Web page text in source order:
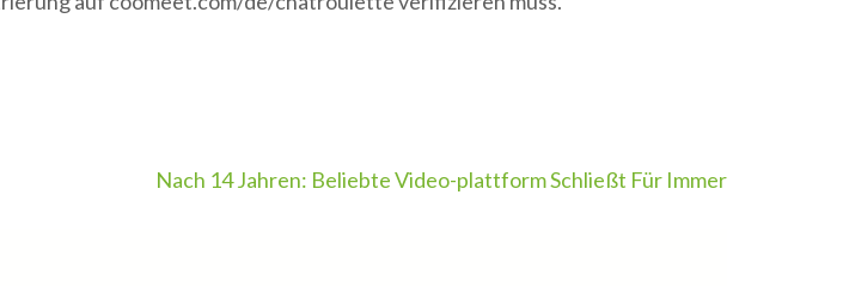
Nach 14 Jahren: Beliebte Video-plattform Schließt Für Immer